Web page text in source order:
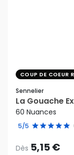
COUP DE COEUR
Sennelier
La Gouache
60 Nuances
5/5
Dès 5,15 €